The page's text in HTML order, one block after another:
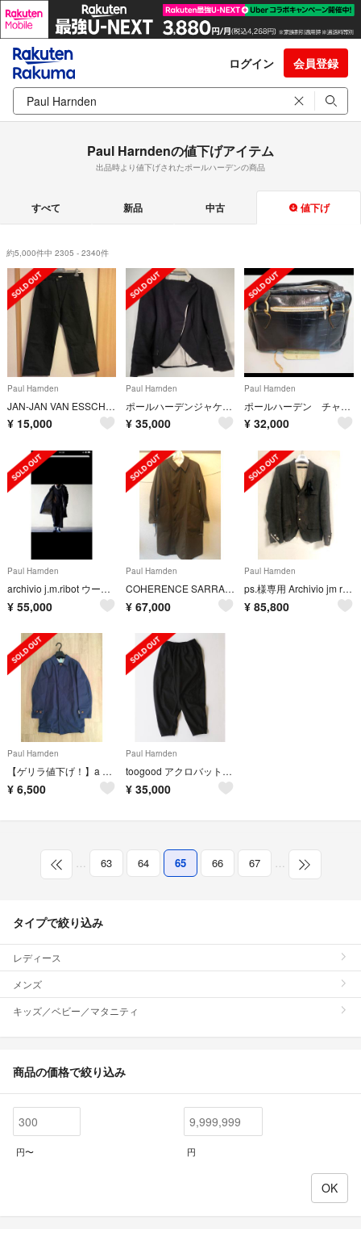
ログイン 会員登録
Paul Harndenの値下げアイテム
出品時より値下げされたポールハーデンの商品
すべて 新品 中古 値下げ
約5,000件中 2305 - 2340件
Paul Harnden
JAN-JAN VAN ESSCHE WIDE LEGGED TROUSERS
¥ 15,000
Paul Harnden
ポールハーデンジャケット
¥ 35,000
Paul Harnden
ポールハーデン チャンキーバック
¥ 32,000
Paul Harnden
archivio j.m.ribot ウールリネンのコート
¥ 55,000
Paul Harnden
COHERENCE SARRAU MITSOU(アトリエコート)
¥ 67,000
Paul Harnden
ps.様専用 Archivio jm ribot アルキビオ ジャケット
¥ 85,800
Paul Harnden
【ゲリラ値下げ！】a vontade コート マックコート 美品
¥ 6,500
Paul Harnden
toogood アクロバットトラウザー ウールカシミヤ サイズ6
¥ 35,000
… 63 64 65 66 67 …
タイプで絞り込み
レディース
メンズ
キッズ／ベビー／マタニティ
商品の価格で絞り込み
円〜 円